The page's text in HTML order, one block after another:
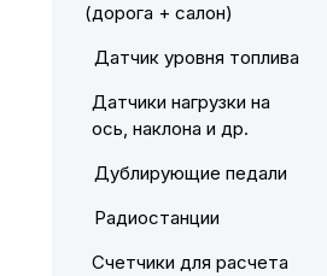
(дорога + салон)
Датчик уровня топлива
Датчики нагрузки на
ось, наклона и др.
Дублирующие педали
Радиостанции
Счетчики для расчета